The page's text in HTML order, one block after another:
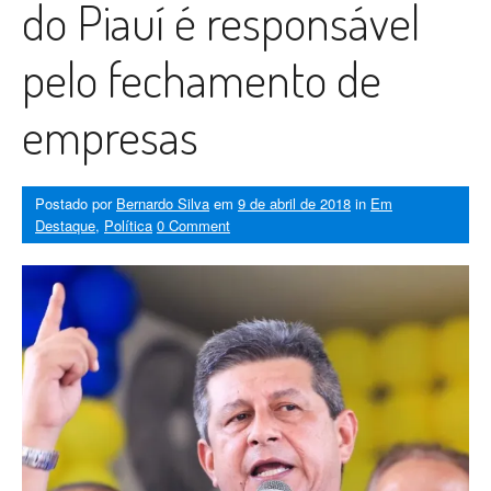
do Piauí é responsável
pelo fechamento de
empresas
Postado por Bernardo Silva em 9 de abril de 2018 in Em
Destaque, Política 0 Comment